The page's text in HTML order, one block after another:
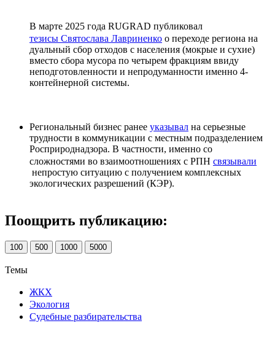
В марте 2025 года RUGRAD публиковал
тезисы Святослава Лавриненко о переходе региона на
дуальный сбор отходов с населения (мокрые и сухие)
вместо сбора мусора по четырем фракциям ввиду
неподготовленности и непродуманности именно 4-
контейнерной системы.
Региональный бизнес ранее указывал на серьезные
трудности в коммуникации с местным подразделением
Росприроднадзора. В частности, именно со
сложностями во взаимоотношениях с РПН связывали
непростую ситуацию с получением комплексных
экологических разрешений (КЭР).
Поощрить публикацию:
100 500 1000 5000
Темы
ЖКХ
Экология
Судебные разбирательства